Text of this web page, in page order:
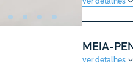
MEIA-
ver detalhes